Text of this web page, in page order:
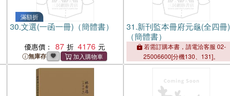
滿額折
30.文選(一函一冊)（簡體書）
優惠價： 87 4176
無庫存
31.新刊監本冊府元龜(全四冊)
（簡體書）
若需訂購本書，請電洽客服 02-
25006600[分機130、131]。